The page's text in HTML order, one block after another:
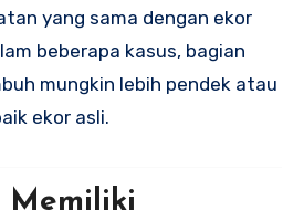
yang sama dengan ekor
beberapa kasus, bagian
mungkin lebih pendek atau
ekor asli.
Memiliki